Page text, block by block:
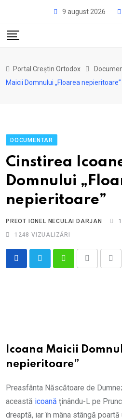
content
9 august 2026
Portal Creștin Ortodox
Maicii Domnului „Floarea nepieritoare”
DOCUMENTAR
Cinstirea
Domnului
nepieritoare”
PREOT IONEL NECULAI DARJAN
1248 VIZUALIZĂRI
Icoana Maicii
nepieritoare”
Preasfânta Născătoare de
această icoană ținându-L pe
dreaptă, iar în mâna stângă